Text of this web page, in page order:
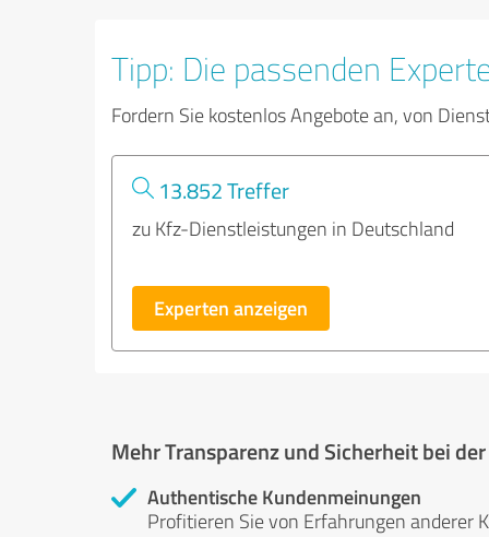
Tipp: Die passenden
Fordern Sie kostenlos Angebote an, von
13.852 Treffer
zu Kfz-Dienstleistungen in Deutschland
Experten anzeigen
Mehr Transparenz und Sicherheit bei
Authentische Kundenmeinungen
Profitieren Sie von Erfahrungen anderer